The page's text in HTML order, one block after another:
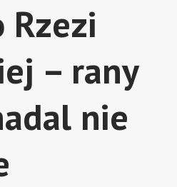
Rzezi
– rany
nie